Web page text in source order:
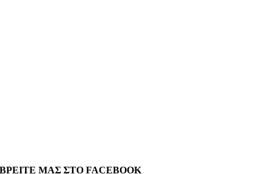
ΒΡΕΙΤΕ ΜΑΣ ΣΤΟ FACEBOOK